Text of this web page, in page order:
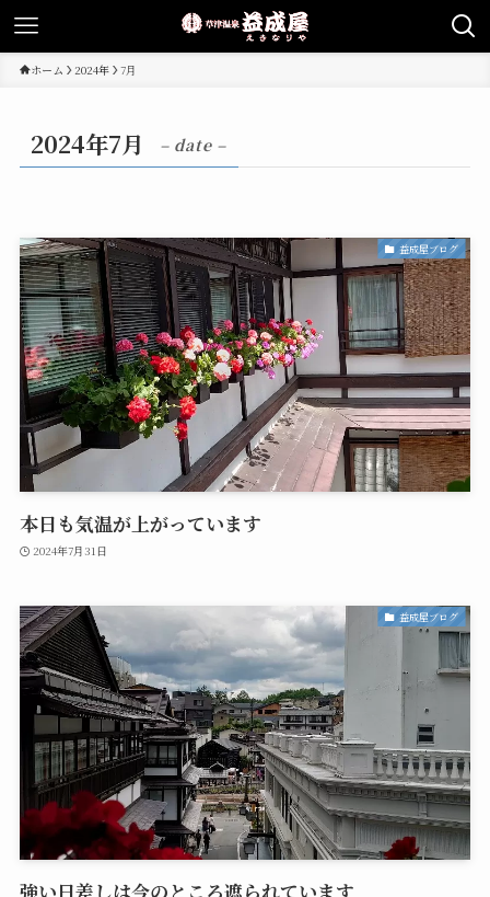
ホーム 2024年 7月
2024年7月 – date –
益成屋ブログ
本日も気温が上がっています
2024年7月31日
益成屋ブログ
強い日差しは今のところ遮られています